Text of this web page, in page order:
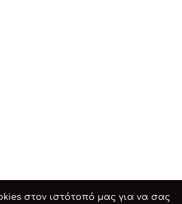
στον ιστότοπό μας για να σας